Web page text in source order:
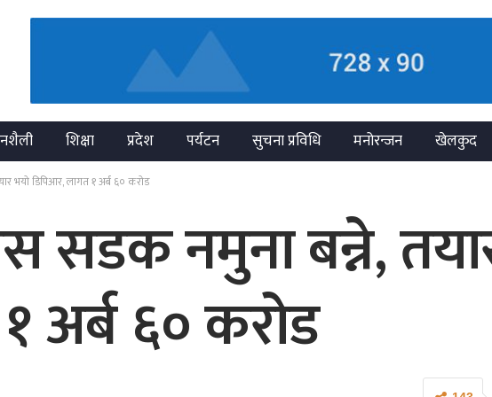
शिक्षा प्रदेश पर्यटन सुचना प्रविधि मनोरन्जन खेलकुद
भयो डिपिआर, लागत १ अर्ब ६० करोड
सडक नमुना बन्ने,
अर्ब ६० करोड